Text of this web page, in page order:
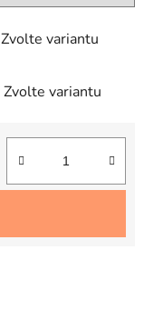
Zvolte variantu
Zvolte variantu